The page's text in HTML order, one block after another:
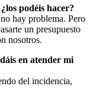
podéis hacer?
hay problema. Pero
un presupuesto
nosotros.
en atender mi
del incidencia,